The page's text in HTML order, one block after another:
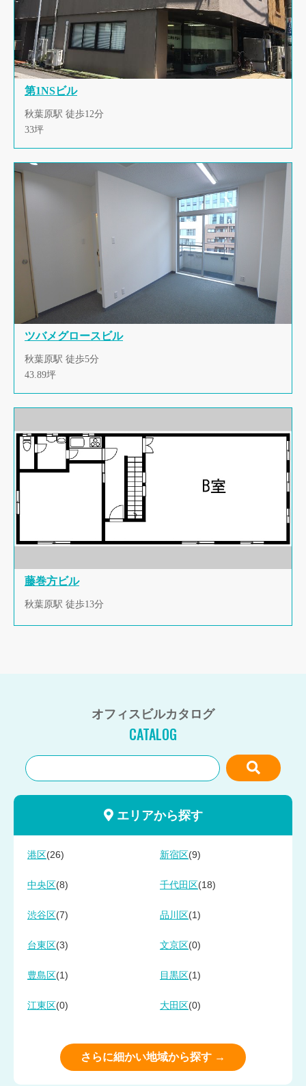
第1NSビル
秋葉原駅 徒歩12分
33坪
ツバメグロースビル
秋葉原駅 徒歩5分
43.89坪
藤巻方ビル
秋葉原駅 徒歩13分
オフィスビルカタログ
CATALOG
エリアから探す
港区 (26) 新宿区 (9)
中央区 (8) 千代田区 (18)
渋谷区 (7) 品川区 (1)
台東区 (3) 文京区 (0)
豊島区 (1) 目黒区 (1)
江東区 (0) 大田区 (0)
さらに細かい地域から探す →